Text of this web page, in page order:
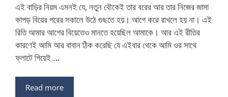
এই বাড়ির নিয়ম এমনই যে, নতুন বৌকেই তার বরের আর তার নিজের জামা
কাপড় বিয়ের পরের সকালে উঠে গুছতে হয়। আগে করে রাখলে হয় না। এই
রিতি আমার আগের বিয়েতেও মানতে হয়েছিল আমাকে। আর এই রীতির
কারণেই আমি আর বাবান ঠিক করেছি যে এইবার থেকে আমি ওর সাথে
ফ্লাটে গিয়েই …
Read more